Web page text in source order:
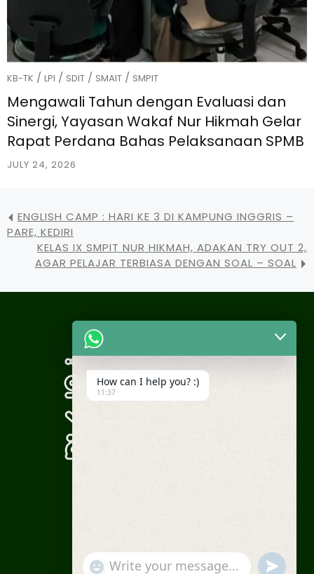
KB-TK / LPI / SDIT / SMAIT / SMPIT
Mengawali Tahun dengan Evaluasi dan
Sinergi, Yayasan Wakaf Nur Hikmah Gelar
Rapat Perdana Bahas Pelaksanaan SPMB
JULY 24, 2026
ENGLISH CAMP : HARI KE 3 DI KAMPUNG INGGRIS –
PARE, KEDIRI
KELAS IX SMPIT NUR HIKMAH, ADAKAN TRY OUT 2,
AGAR PELAJAR TERBIASA DENGAN SOAL – SOAL
How can I help you? :)
11:37
"+chaty_settings.lang.emoji_picker+" undefined